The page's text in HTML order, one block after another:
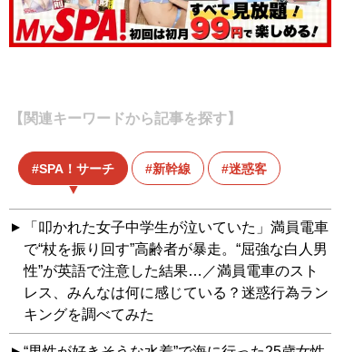
【関連キーワードから記事を探す】
SPA！サーチ 新幹線 迷惑客
「叩かれた女子中学生が泣いていた」満員電車
で“杖を振り回す”高齢者が暴走。“屈強な白人男
性”が英語で注意した結果…／満員電車のスト
レス、みんなは何に感じている？迷惑行為ラン
キングを調べてみた